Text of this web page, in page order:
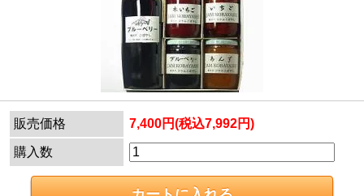
販売価格 7,400円(税込7,992円)
購入数